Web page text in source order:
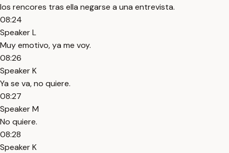
los rencores tras ella negarse a una entrevista.
08:24
Speaker L
Muy emotivo, ya me voy.
08:26
Speaker K
Ya se va, no quiere.
08:27
Speaker M
No quiere.
08:28
Speaker K